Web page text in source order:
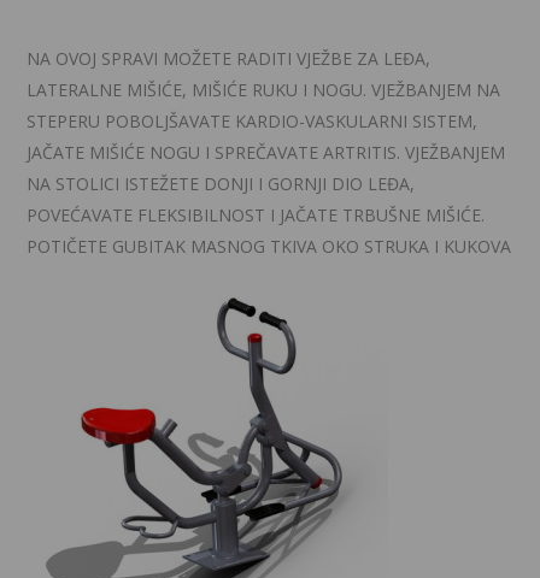
NA OVOJ SPRAVI MOŽETE RADITI VJEŽBE ZA LEĐA,
LATERALNE MIŠIĆE, MIŠIĆE RUKU I NOGU. VJEŽBANJEM NA
STEPERU POBOLJŠAVATE KARDIO-VASKULARNI SISTEM,
JAČATE MIŠIĆE NOGU I SPREČAVATE ARTRITIS. VJEŽBANJEM
NA STOLICI ISTEŽETE DONJI I GORNJI DIO LEĐA,
POVEĆAVATE FLEKSIBILNOST I JAČATE TRBUŠNE MIŠIĆE.
POTIČETE GUBITAK MASNOG TKIVA OKO STRUKA I KUKOVA